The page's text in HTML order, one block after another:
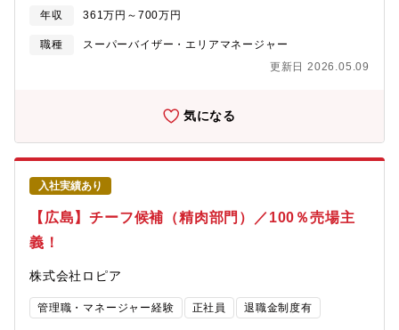
案できます）・仕入れ（全国各地および海外からも調達）・加工
（精肉、鮮魚、惣菜の場合）・価格設定（店舗によって価格が異
なります）・売り場作り（買い物を楽しんでいただくことを大事
顧客のニーズに寄り添った店舗運営に携われます。＜食品事業部
品を扱っています！・売価や陳列方法を考えながら、個性あふれ
る売り場作りが可能。・若手社員でも発売前商品への意見が求め
られたり、チーフになるとオリジナル商品の開発や企画に関われ
ます！【キャリアパス】チーフ候補として入社した場合は、最短2
～3ヶ月/平均10～12ヶ月にて、チーフへ昇格することが可能で
す。その後は、部長・本部長（最年少28歳で部長就任事例有）や
グループ会社役員・社長（最年少34歳で代表就任事例有）を目指
すことができます。※チーフ最高実績年収：1000万円以上／チー
フ以上平均年収：700万円以上【魅力】・独自のビジネスモデルに
す。そのため、給与として還元される報酬も高くなります。・地
域や店舗立地に合わせた商品提供や価格設定をするため、現場に
全裁量がございます。・「現場主義 × 製造小売」を武器に、2031
年収 361万円～700万円
職種
スーパーバイザー・エリアマネージャー
更新日 2026.05.09
気になる
入社実績あり
【広島】チーフ候補（精肉部門）／100％売場主
義！
株式会社ロピア
管理職・マネージャー経験 正社員 退職金制度有